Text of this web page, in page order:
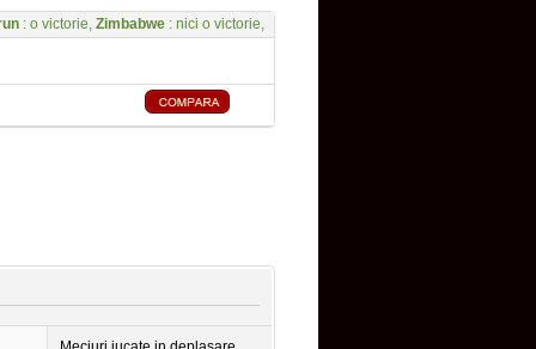
: o victorie, Zimbabwe : nici o victorie,